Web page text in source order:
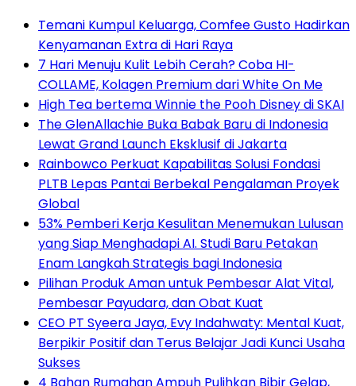
Temani Kumpul Keluarga, Comfee Gusto Hadirkan
Kenyamanan Extra di Hari Raya
7 Hari Menuju Kulit Lebih Cerah? Coba HI-
COLLAME, Kolagen Premium dari White On Me
High Tea bertema Winnie the Pooh Disney di SKAI
The GlenAllachie Buka Babak Baru di Indonesia
Lewat Grand Launch Eksklusif di Jakarta
Rainbowco Perkuat Kapabilitas Solusi Fondasi
PLTB Lepas Pantai Berbekal Pengalaman Proyek
Global
53% Pemberi Kerja Kesulitan Menemukan Lulusan
yang Siap Menghadapi AI. Studi Baru Petakan
Enam Langkah Strategis bagi Indonesia
Pilihan Produk Aman untuk Pembesar Alat Vital,
Pembesar Payudara, dan Obat Kuat
CEO PT Syeera Jaya, Evy Indahwaty: Mental Kuat,
Berpikir Positif dan Terus Belajar Jadi Kunci Usaha
Sukses